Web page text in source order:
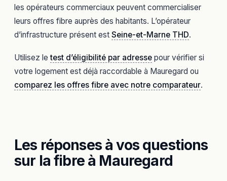
les opérateurs commerciaux peuvent commercialiser
leurs offres fibre auprès des habitants. L’opérateur
d’infrastructure présent est Seine-et-Marne THD.
Utilisez letest d’éligibilité par adresse pour vérifier si
votre logement est déjà raccordable à Mauregard ou
comparez les offres fibre avec notre comparateur.
Les réponses à vos questions
sur la fibre à Mauregard